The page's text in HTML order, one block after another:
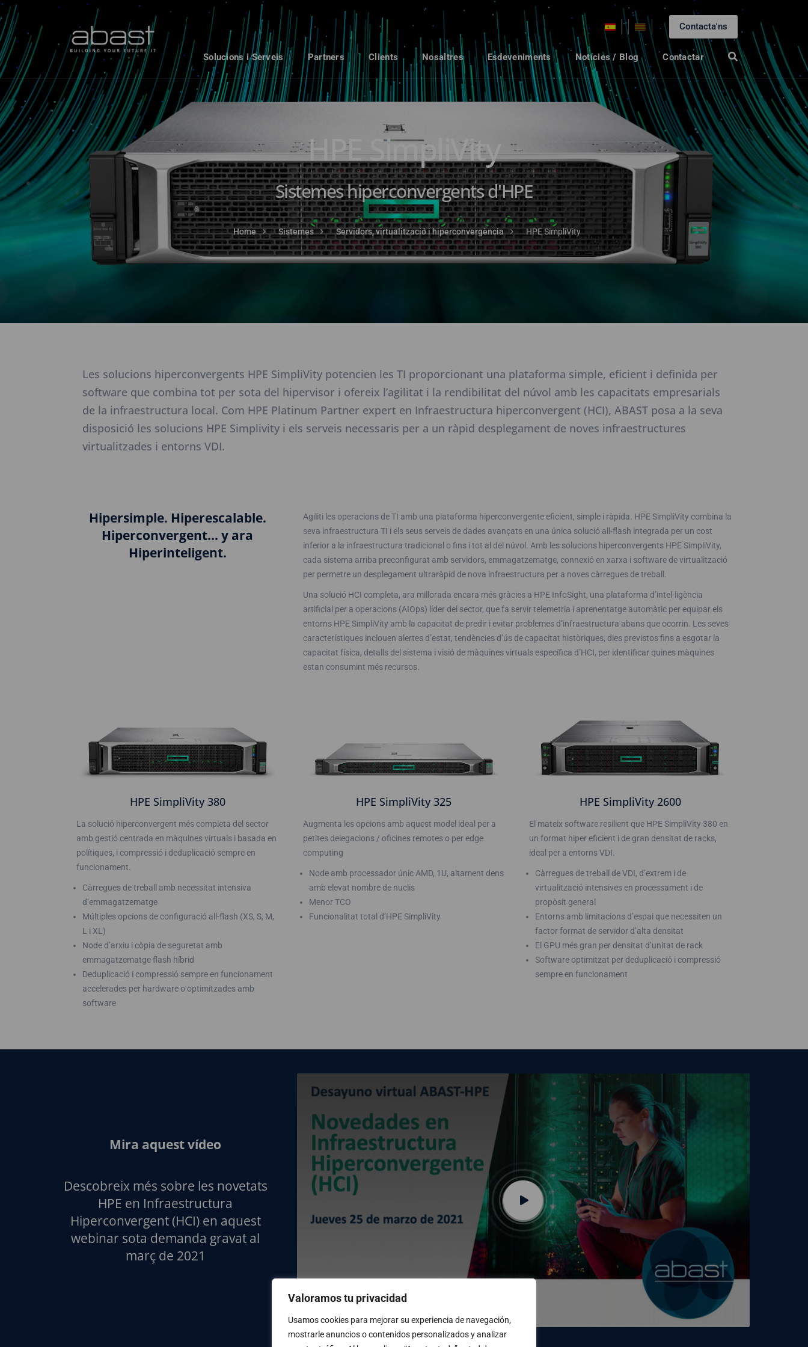
Valoramos tu privacidad
Usamos cookies para mejorar su experiencia de navegación,
mostrarle anuncios o contenidos personalizados y analizar
Contacta'ns
Solucions i Serveis Partners Clients Nosaltres Esdeveniments Notícies / Blog Contactar
HPE SimpliVity
Sistemes hiperconvergents d'HPE
Home Sistemes Servidors, virtualització i hiperconvergència HPE SimpliVity
Les solucions hiperconvergents HPE SimpliVity potencien les TI proporcionant una plataforma simple, eficient i definida per
software que combina tot per sota del hipervisor i ofereix l’agilitat i la rendibilitat del núvol amb les capacitats empresarials
de la infraestructura local. Com HPE Platinum Partner expert en Infraestructura hiperconvergent (HCI), ABAST posa a la seva
disposició les solucions HPE Simplivity i els serveis necessaris per a un ràpid desplegament de noves infraestructures
virtualitzades i entorns VDI.
Hipersimple. Hiperescalable.
Hiperconvergent… y ara
Hiperinteligent.
Agiliti les operacions de TI amb una plataforma hiperconvergente eficient, simple i ràpida. HPE SimpliVity combina la
seva infraestructura TI i els seus serveis de dades avançats en una única solució all-flash integrada per un cost
inferior a la infraestructura tradicional o fins i tot al del núvol. Amb les solucions hiperconvergents HPE SimpliVity,
cada sistema arriba preconfigurat amb servidors, emmagatzematge, connexió en xarxa i software de virtualització
per permetre un desplegament ultraràpid de nova infraestructura per a noves càrregues de treball.
Una solució HCI completa, ara millorada encara més gràcies a HPE InfoSight, una plataforma d’intel·ligència
artificial per a operacions (AIOps) líder del sector, que fa servir telemetria i aprenentatge automàtic per equipar els
entorns HPE SimpliVity amb la capacitat de predir i evitar problemes d’infraestructura abans que ocorrin. Les seves
característiques inclouen alertes d’estat, tendències d’ús de capacitat històriques, dies previstos fins a esgotar la
capacitat física, detalls del sistema i visió de màquines virtuals específica d’HCI, per identificar quines màquines
estan consumint més recursos.
HPE SimpliVity 380
La solució hiperconvergent més completa del sector
amb gestió centrada en màquines virtuals i basada en
polítiques, i compressió i deduplicació sempre en
funcionament.
Càrregues de treball amb necessitat intensiva
d’emmagatzematge
Múltiples opcions de configuració all-flash (XS, S, M,
L i XL)
Node d’arxiu i còpia de seguretat amb
emmagatzematge flash híbrid
Deduplicació i compressió sempre en funcionament
accelerades per hardware o optimitzades amb
software
HPE SimpliVity 325
Augmenta les opcions amb aquest model ideal per a
petites delegacions / oficines remotes o per edge
computing
Node amb processador únic AMD, 1U, altament dens
amb elevat nombre de nuclis
Menor TCO
Funcionalitat total d’HPE SimpliVity
HPE SimpliVity 2600
El mateix software resilient que HPE SimpliVity 380 en
un format hiper eficient i de gran densitat de racks,
ideal per a entorns VDI.
Càrregues de treball de VDI, d’extrem i de
virtualització intensives en processament i de
propòsit general
Entorns amb limitacions d’espai que necessiten un
factor format de servidor d’alta densitat
El GPU més gran per densitat d’unitat de rack
Software optimitzat per deduplicació i compressió
sempre en funcionament
Mira aquest vídeo
Descobreix més sobre les novetats
HPE en Infraestructura
Hiperconvergent (HCI) en aquest
webinar sota demanda gravat al
març de 2021